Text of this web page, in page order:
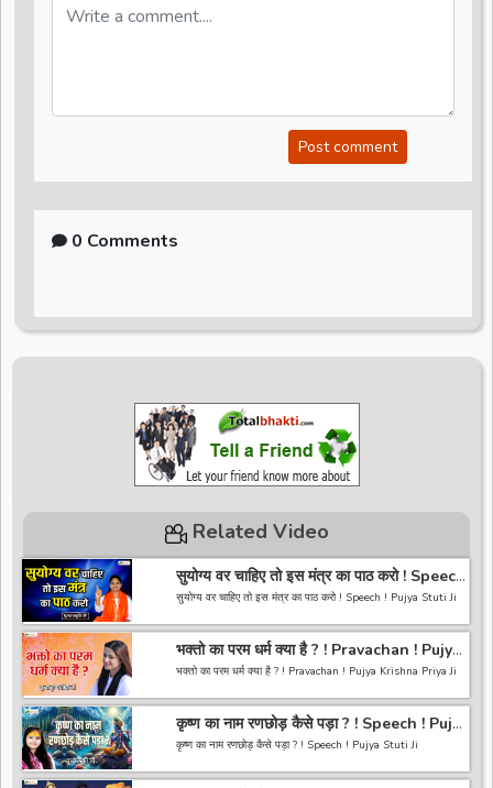
Post comment
0 Comments
Related Video
सुयोग्य वर चाहिए तो इस मंत्र का पाठ करो ! Speech
! Pujya Stuti Ji
सुयोग्य वर चाहिए तो इस मंत्र का पाठ करो ! Speech ! Pujya Stuti Ji
*-----------------------------------------------------------------
------------------------------------------*
अगर आपको हमारी वीडियो अच्छी लगी तो हमारे चैनल को सब्सक्राइब करना
https://bit.ly/2HNBbHd
*-----------------------------------------------------------------
------------------------------------------
भक्तो का परम धर्म क्या है ? ! Pravachan ! Pujya
Krishna Priya Ji
भक्तो का परम धर्म क्या है ? ! Pravachan ! Pujya Krishna Priya Ji
------------------------------------------------------------------
----------------------------------------
अगर आपको हमारी वीडियो अच्छी लगी तो हमारे चैनल को सब्सक्राइब करना
https://bit.ly/2HNBbHd
कृष्ण का नाम रणछोड़ कैसे पड़ा ? ! Speech ! Pujya
Stuti Ji
कृष्ण का नाम रणछोड़ कैसे पड़ा ? ! Speech ! Pujya Stuti Ji
*-----------------------------------------------------------------